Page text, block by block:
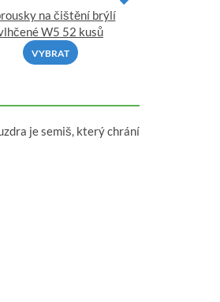
na čištění brýlí
W5 52 kusů
VYBRAT
je semiš, který chrání